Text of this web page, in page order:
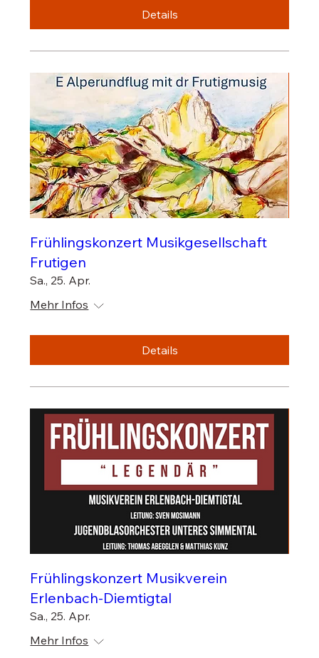
Details
Frühlingskonzert Musikgesellschaft
Frutigen
Sa., 25. Apr.
Mehr Infos
Details
Frühlingskonzert Musikverein
Erlenbach-Diemtigtal
Sa., 25. Apr.
Mehr Infos